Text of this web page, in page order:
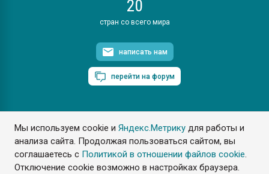
Мы используем cookie иЯндекс.Метрику для работы и
анализа сайта. Продолжая пользоваться сайтом, вы
соглашаетесь с Политикой в отношении файлов cookie.
Отключение cookie возможно в настройках браузера.
20
стран со всего мира
написать нам
перейти на форум
ПластЭксперт © 2006. Все права защищены
Разрешается копирование материалов сайта с обязательной
ссылкой на www.e-plastic.ru
Разработка сайта